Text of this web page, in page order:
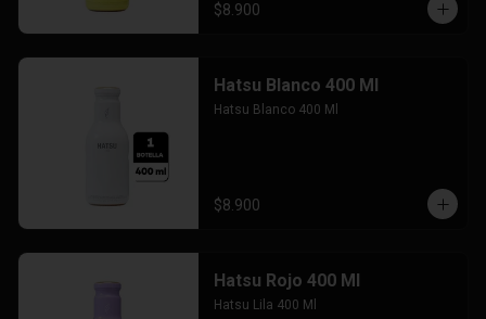
$8.900
Hatsu Blanco 400 Ml
Hatsu Blanco 400 Ml
$8.900
Hatsu Rojo 400 Ml
Hatsu Lila 400 Ml